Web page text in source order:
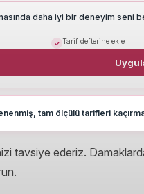
daha iyi bir deneyim seni
Tarif defterine ekle
tam ölçülü tarifleri
tavsiye ederiz.